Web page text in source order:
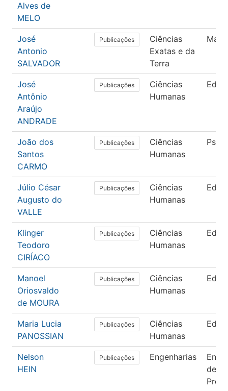
Alves de
MELO
José
Antonio
SALVADOR
Publicações
Ciências
Exatas e da
Terra
José
Antônio
Araújo
ANDRADE
Publicações
Ciências
Humanas
João dos
Santos
CARMO
Publicações
Ciências
Humanas
Júlio César
Augusto do
VALLE
Publicações
Ciências
Humanas
Klinger
Teodoro
CIRÍACO
Publicações
Ciências
Humanas
Manoel
Oriosvaldo
de MOURA
Publicações
Ciências
Humanas
Maria Lucia
PANOSSIAN
Publicações
Ciências
Humanas
Nelson
HEIN
Publicações Engenharias
de